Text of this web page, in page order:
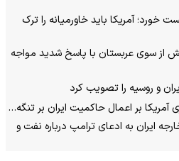
خورد؛ آمریکا باید خاورمیانه را ترک
از سوی عربستان با پاسخ شدید مواجه
و روسیه را تصویب کرد
آمریکا بر اعمال حاکمیت ایران بر تنگه…
ایران به ادعای ترامپ درباره نفت و